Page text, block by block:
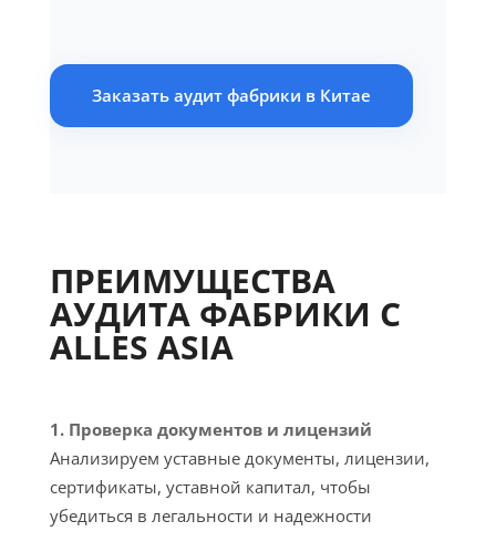
Заказать аудит фабрики в Китае
ПРЕИМУЩЕСТВА
АУДИТА ФАБРИКИ С
ALLES ASIA
1. Проверка документов и лицензий
Анализируем уставные документы, лицензии,
сертификаты, уставной капитал, чтобы
убедиться в легальности и надежности